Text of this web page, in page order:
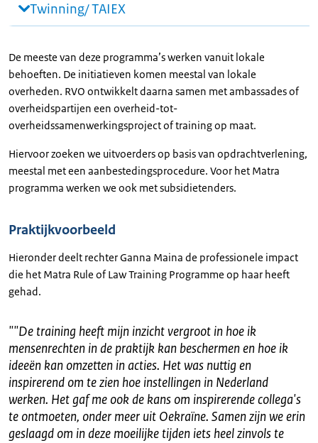
Twinning/ TAIEX
De meeste van deze programma’s werken vanuit lokale
behoeften. De initiatieven komen meestal van lokale
overheden. RVO ontwikkelt daarna samen met ambassades of
overheidspartijen een overheid-tot-
overheidssamenwerkingsproject of training op maat.
Hiervoor zoeken we uitvoerders op basis van opdrachtverlening,
meestal met een aanbestedingsprocedure. Voor het Matra
programma werken we ook met subsidietenders.
Praktijkvoorbeeld
Hieronder deelt rechter Ganna Maina de professionele impact
die het Matra Rule of Law Training Programme op haar heeft
gehad.
""De training heeft mijn inzicht vergroot in hoe ik
mensenrechten in de praktijk kan beschermen en hoe ik
ideeën kan omzetten in acties. Het was nuttig en
inspirerend om te zien hoe instellingen in Nederland
werken. Het gaf me ook de kans om inspirerende collega's
te ontmoeten, onder meer uit Oekraïne. Samen zijn we erin
geslaagd om in deze moeilijke tijden iets heel zinvols te